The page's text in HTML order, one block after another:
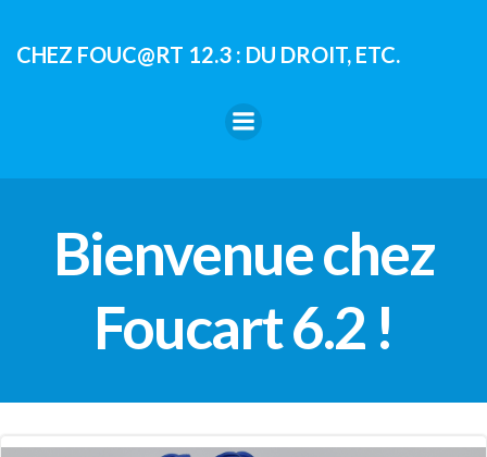
contenu
CHEZ FOUC@RT 12.3 : DU DROIT, ETC.
Bienvenue chez
Foucart 6.2 !